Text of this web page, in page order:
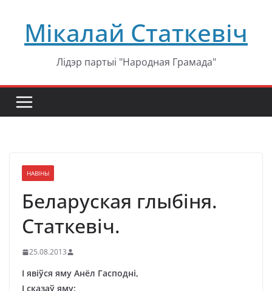
содержимому
Мікалай Статкевіч
Лідэр партыі "Народная Грамада"
НАВІНЫ
Беларуская глыбіня.
Статкевіч.
25.08.2013
І явіўся яму Анёл Гасподні,
І сказаў яму: